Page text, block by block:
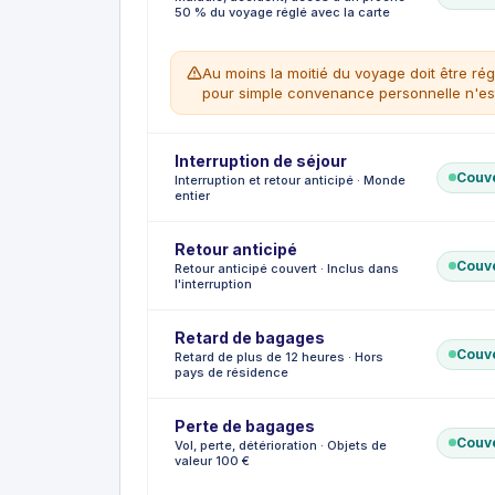
Rapatriement sanitaire vers votre
Retour du corps en cas de décès à
CE QUI N'EST PAS COUVERT
Rapatriement organisé sans accord
50 % du voyage réglé avec la carte
Au moins la moitié du voyage doit être
pour simple convenance personnelle
CE QUI EST COUVERT
Maladie, accident ou décès de l'assuré
Dommages graves au domicile,
CE QUI N'EST PAS COUVERT
Annulation pour convenance
Interruption de séjour
Interruption et retour anticipé · Monde
entier
CE QUI EST COUVERT
Remboursement au prorata du séjour
Interruption pour convenance
Retour anticipé
Retour anticipé couvert · Inclus dans
l'interruption
CE QUI EST COUVERT
Frais de retour anticipé en cas
Retard de bagages
Retard de plus de 12 heures · Hors
pays de résidence
CE QUI EST COUVERT
Achats de première nécessité en cas
Perte de bagages
Vol, perte, détérioration · Objets de
valeur 100 €